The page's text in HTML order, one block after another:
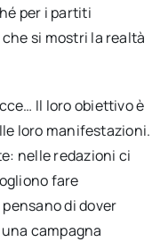
per i partiti
si mostri la realtà
Il loro obiettivo è
loro manifestazioni.
nelle redazioni ci
fare
di dover
campagna